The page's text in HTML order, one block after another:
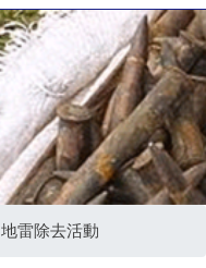
地雷除去活動